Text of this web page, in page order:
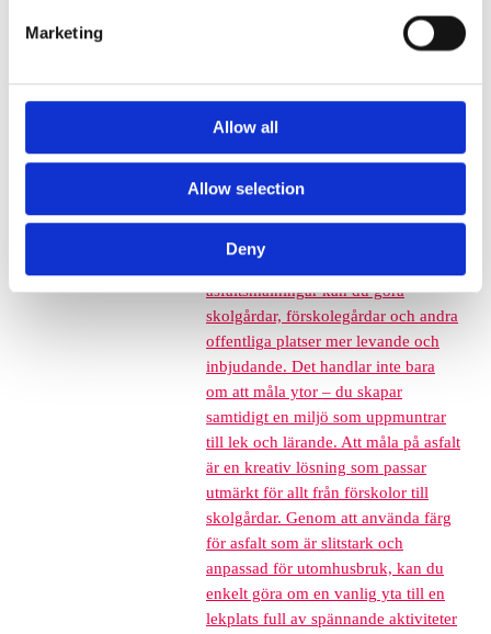
Marketing
Allow all
Allow selection
Deny
Corkeen
lim
AsfaltsmålningAsfaltsmålningar –
Skapa livfulla offentliga miljöer Att
förvandla grå och tråkig asfalt till
färgglada och engagerande ytor har
asfaltsmålningar kan du göra
skolgårdar, förskolegårdar och andra
offentliga platser mer levande och
inbjudande. Det handlar inte bara
om att måla ytor – du skapar
samtidigt en miljö som uppmuntrar
till lek och lärande. Att måla på asfalt
är en kreativ lösning som passar
utmärkt för allt från förskolor till
skolgårdar. Genom att använda färg
för asfalt som är slitstark och
anpassad för utomhusbruk, kan du
enkelt göra om en vanlig yta till en
lekplats full av spännande aktiviteter